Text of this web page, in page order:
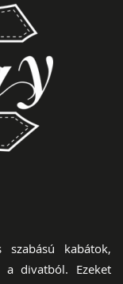
kabátok,
divatból. Ezeket